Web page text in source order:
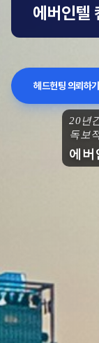
에버인텔
헤드헌팅 의뢰하기
20년간
독보적
에버